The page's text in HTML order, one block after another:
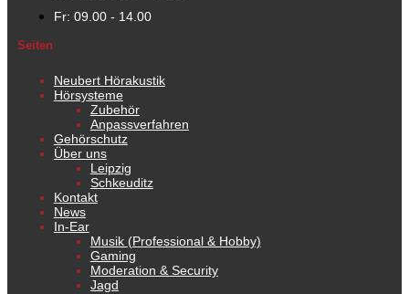
Fr: 09.00 - 14.00
Seiten
Neubert Hörakustik
Hörsysteme
Zubehör
Anpassverfahren
Gehörschutz
Über uns
Leipzig
Schkeuditz
Kontakt
News
In-Ear
Musik (Professional & Hobby)
Gaming
Moderation & Security
Jagd